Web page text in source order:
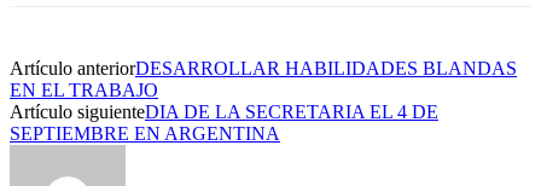
Artículo anteriorDESARROLLAR HABILIDADES BLANDAS
EN EL TRABAJO
Artículo siguienteDIA DE LA SECRETARIA EL 4 DE
SEPTIEMBRE EN ARGENTINA